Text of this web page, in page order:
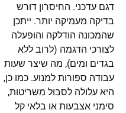
דגם עדכני. החיסרון דורש
בדיקה מעמיקה יותר. ייתכן
שהמכונה הודלקה והופעלה
לצורכי הדגמה (לרוב ללא
בגדים ומים), מה שיצר שעות
עבודה ספורות למנוע. כמו כן,
היא עלולה לסבול משריטות,
סימני אצבעות או בלאי קל